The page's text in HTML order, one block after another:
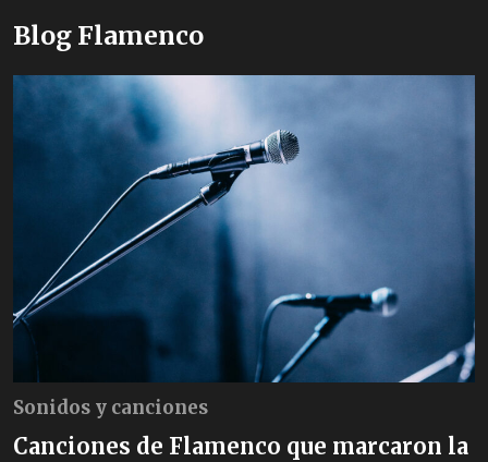
Blog Flamenco
Sonidos y canciones
Canciones de Flamenco que marcaron la